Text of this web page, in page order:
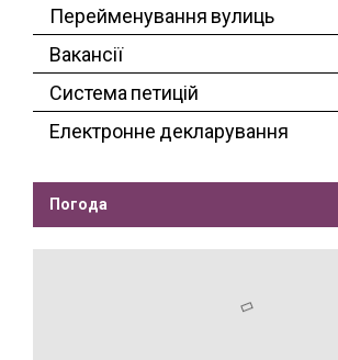
Перейменування вулиць
Вакансії
Система петицій
Електронне декларування
Погода